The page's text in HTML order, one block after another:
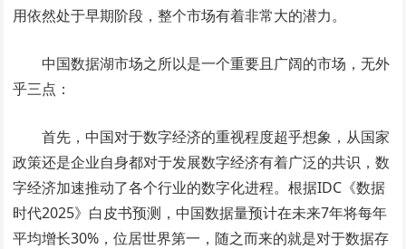
用依然处于早期阶段，整个市场有着非常大的潜力。
中国数据湖市场之所以是一个重要且广阔的市场，无外
乎三点：
首先，中国对于数字经济的重视程度超乎想象，从国家
政策还是企业自身都对于发展数字经济有着广泛的共识，数
字经济加速推动了各个行业的数字化进程。根据IDC《数据
时代2025》白皮书预测，中国数据量预计在未来7年将每年
平均增长30%，位居世界第一，随之而来的就是对于数据存